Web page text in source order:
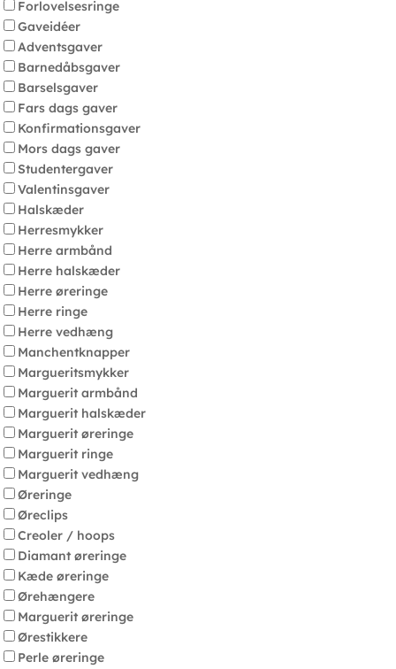
Forlovelsesringe
Gaveidéer
Adventsgaver
Barnedåbsgaver
Barselsgaver
Fars dags gaver
Konfirmationsgaver
Mors dags gaver
Studentergaver
Valentinsgaver
Halskæder
Herresmykker
Herre armbånd
Herre halskæder
Herre øreringe
Herre ringe
Herre vedhæng
Manchentknapper
Margueritsmykker
Marguerit armbånd
Marguerit halskæder
Marguerit øreringe
Marguerit ringe
Marguerit vedhæng
Øreringe
Øreclips
Creoler / hoops
Diamant øreringe
Kæde øreringe
Ørehængere
Marguerit øreringe
Ørestikkere
Perle øreringe